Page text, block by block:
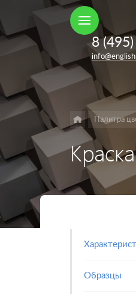
в каталоге
Например,
Палитра
Образцы